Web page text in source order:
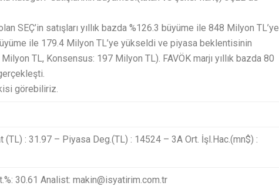
SEÇ’in satışları yıllık bazda %126.3 büyüme ile 848 Milyon TL’ye
ile 179.4 Milyon TL’ye yükseldi ve piyasa beklentisinin
TL, Konsensus: 197 Milyon TL). FAVÖK marjı yıllık bazda 80
görebiliriz.
: 31.97 – Piyasa Deg.(TL) : 14524 – 3A Ort. İşl.Hac.(mn$) :
30.61 Analist: makin@isyatirim.com.tr